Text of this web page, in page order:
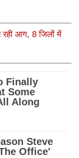
आग, 8 जिलों में